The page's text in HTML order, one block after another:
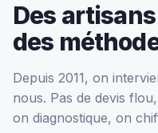
Des
des
Depuis 2011, on
nous. Pas de devis
on diagnostique, on